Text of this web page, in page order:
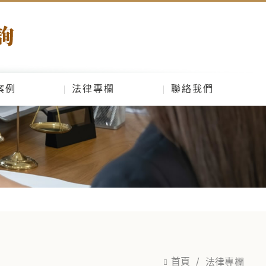
例 法律專欄 聯絡我們
首頁 法律專欄